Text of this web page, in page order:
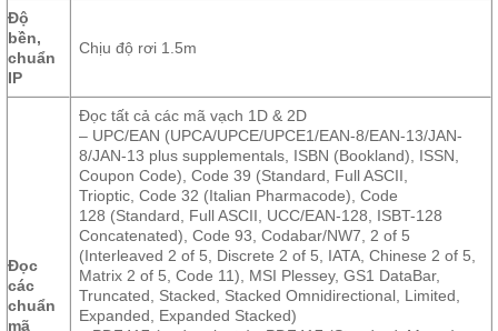
Độ
bền,
chuẩn
IP
Chịu độ rơi 1.5m
Đọc
các
chuẩn
mã
Đọc tất cả các mã vạch 1D & 2D
– UPC/EAN (UPCA/UPCE/UPCE1/EAN-8/EAN-13/JAN-
8/JAN-13 plus supplementals, ISBN (Bookland), ISSN,
Coupon Code), Code 39 (Standard, Full ASCII,
Trioptic, Code 32 (Italian Pharmacode), Code
128 (Standard, Full ASCII, UCC/EAN-128, ISBT-128
Concatenated), Code 93, Codabar/NW7, 2 of 5
(Interleaved 2 of 5, Discrete 2 of 5, IATA, Chinese 2 of 5,
Matrix 2 of 5, Code 11), MSI Plessey, GS1 DataBar,
Truncated, Stacked, Stacked Omnidirectional, Limited,
Expanded, Expanded Stacked)